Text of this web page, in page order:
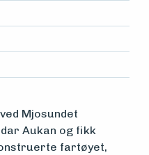
Mjosundet
Aukan og fikk
fartøyet,